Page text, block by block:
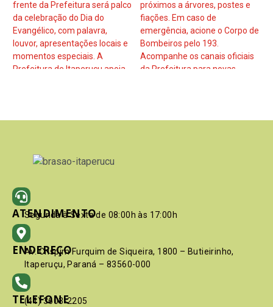
ATENDIMENTO
Segunda à Sexta de 08:00h às 17:00h
ENDEREÇO
Av. Crispim Furquim de Siqueira, 1800 – Butieirinho,
Itaperuçu, Paraná – 83560-000
TELEFONE
(41) 3603-2205